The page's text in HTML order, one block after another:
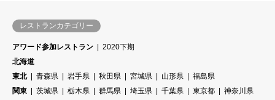
レストランカテゴリー
アワード参加レストラン
2020下期
北海道
東北
青森県 岩手県 秋田県 宮城県 山形県
福島県
関東
茨城県 栃木県 群馬県 埼玉県 千葉県 東京都
神奈川県